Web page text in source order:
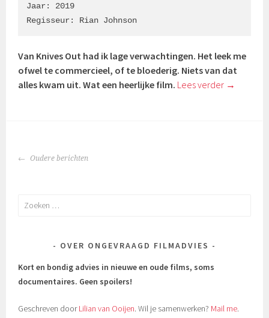
Jaar: 2019
Regisseur: Rian Johnson
Van Knives Out had ik lage verwachtingen. Het leek me
ofwel te commercieel, of te bloederig. Niets van dat
alles kwam uit. Wat een heerlijke film. Lees verder →
BERICHTENNAVIGATIE
Oudere berichten
Zoeken
OVER ONGEVRAAGD FILMADVIES
Kort en bondig advies in nieuwe en oude films, soms
documentaires. Geen spoilers!
Geschreven doorLilian van Ooijen. Wil je samenwerken? Mail me.